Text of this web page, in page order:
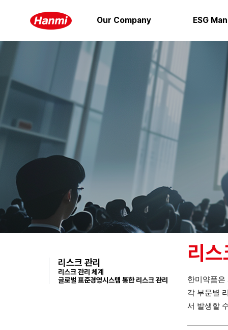
Our Company ESG
리스크 관리
리스크 관리 체계
글로벌 표준경영시스템 통한 리스크 관리
리
한미약품은
각 부문별
서 발생할